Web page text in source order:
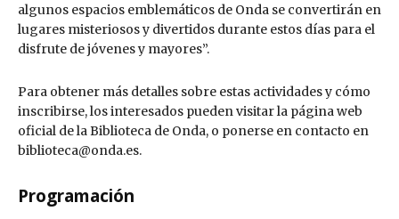
algunos espacios emblemáticos de Onda se convertirán en
lugares misteriosos y divertidos durante estos días para el
disfrute de jóvenes y mayores”.
Para obtener más detalles sobre estas actividades y cómo
inscribirse, los interesados pueden visitar la página web
oficial de la Biblioteca de Onda, o ponerse en contacto en
biblioteca@onda.es.
Programación